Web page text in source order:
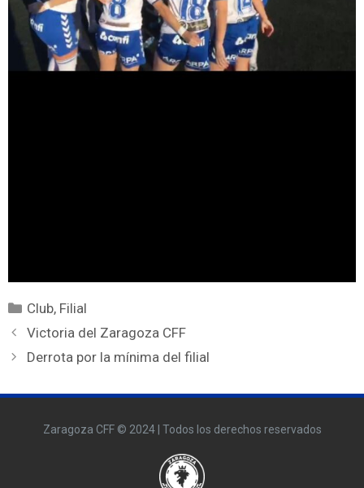
Club, Filial
Victoria del Zaragoza CFF
Derrota por la mínima del filial
Zaragoza CFF © 2024 | Todos los derechos reservados